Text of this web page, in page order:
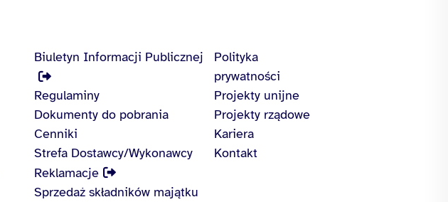
Biuletyn Informacji Publicznej
Regulaminy
Dokumenty do pobrania
Cenniki
Strefa Dostawcy/Wykonawcy
Reklamacje
Sprzedaż składników majątku
Polityka
prywatności
Projekty unijne
Projekty rządowe
Kariera
Kontakt